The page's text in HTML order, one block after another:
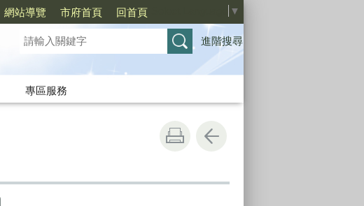
網站導覽 市府首頁 回首頁 ▼
進階搜尋
專區服務